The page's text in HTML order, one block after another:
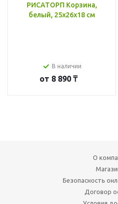
РИСАТОРП Корзина,
белый, 25x26x18 см
В наличии
от 8 890 ₸
О
Безопасность
Договор